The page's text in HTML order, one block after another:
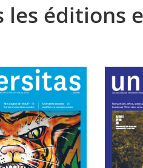
les éditions